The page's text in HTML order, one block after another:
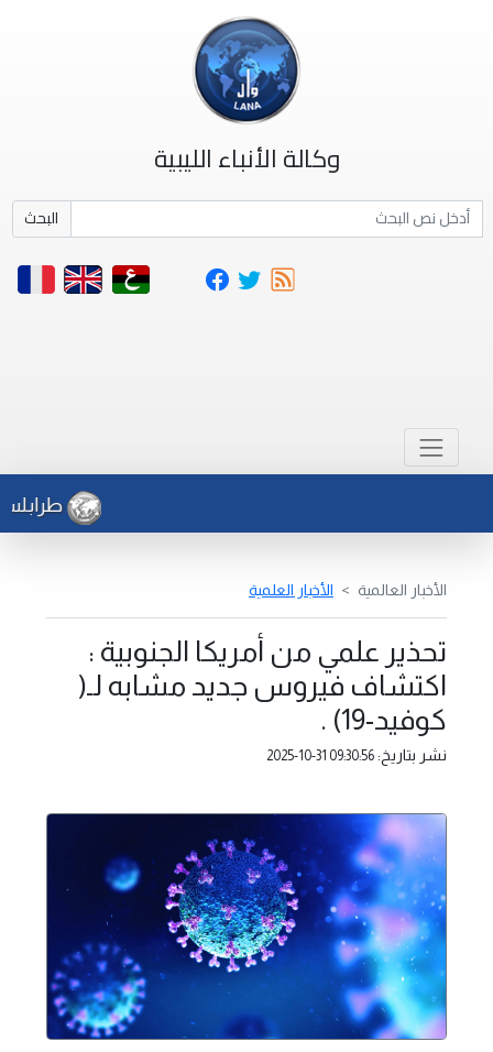
وكالة الأنباء الليبية
البحث
طرابلس
الأخبار العالمية الأخبار العلمية
تحذير علمي من أمريكا الجنوبية :
اكتشاف فيروس جديد مشابه لـ(
كوفيد-19) .
نشر بتاريخ: 2025-10-31 09:30:56